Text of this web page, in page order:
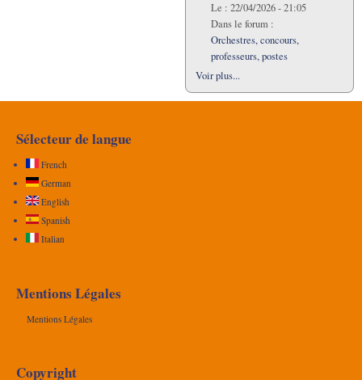
Le : 22/04/2026 - 21:05
Dans le forum :
Orchestres, concours,
professeurs, postes
Voir plus...
Sélecteur de langue
French
German
English
Spanish
Italian
Mentions Légales
Mentions Légales
Copyright